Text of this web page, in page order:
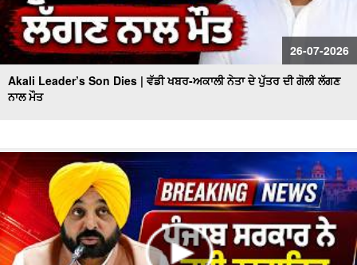
26-07-2026
Akali Leader’s Son Dies | ਵੱਡੀ ਖਬਰ-ਅਕਾਲੀ ਨੇਤਾ ਦੇ ਪੁੱਤਰ ਦੀ ਗੋਲੀ ਲੱਗਣ
ਨਾਲ ਮੌਤ